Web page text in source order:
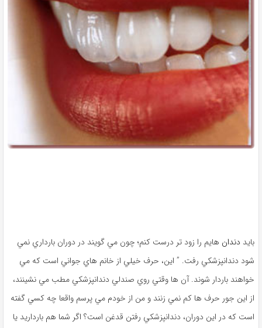
بايد دندان ‌هايم را زود تر درست کنم؛ چون مي ‌گويند در دوران بارداري نمي
‌شود دندانپزشکي رفت. ” اين، حرف‌ خيلي از خانم‌ هاي جواني است که مي
‌خواهند باردار شوند. آن ها وقتي روي صندلي دندانپزشکي مطب مي ‌نشينند،
از اين جور حرف‌ ها کم نمي ‌زنند و من از خودم مي ‌پرسم واقعا چه کسي گفته
است که در اين دوران، دندانپزشکي رفتن قدغن است؟ اگر شما هم بارداريد يا